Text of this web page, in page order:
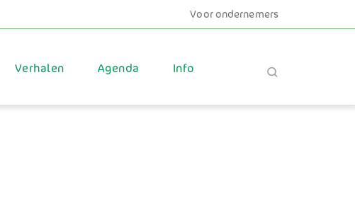
Voor ondernemers
Verhalen Agenda Info